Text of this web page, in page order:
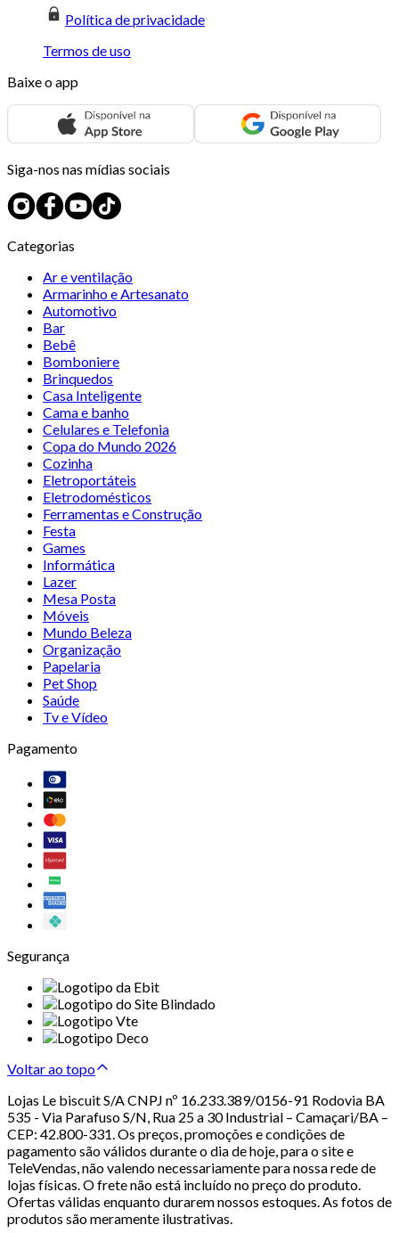
Política de privacidade
Termos de uso
Baixe o app
Siga-nos nas mídias sociais
Categorias
Ar e ventilação
Armarinho e Artesanato
Automotivo
Bar
Bebê
Bomboniere
Brinquedos
Casa Inteligente
Cama e banho
Celulares e Telefonia
Copa do Mundo 2026
Cozinha
Eletroportáteis
Eletrodomésticos
Ferramentas e Construção
Festa
Games
Informática
Lazer
Mesa Posta
Móveis
Mundo Beleza
Organização
Papelaria
Pet Shop
Saúde
Tv e Vídeo
Pagamento
Segurança
Voltar ao topo
Lojas Le biscuit S/A CNPJ nº 16.233.389/0156-91 Rodovia BA
535 - Via Parafuso S/N, Rua 25 a 30 Industrial – Camaçari/BA –
CEP: 42.800-331. Os preços, promoções e condições de
pagamento são válidos durante o dia de hoje, para o site e
TeleVendas, não valendo necessariamente para nossa rede de
lojas físicas. O frete não está incluído no preço do produto.
Ofertas válidas enquanto durarem nossos estoques. As fotos de
produtos são meramente ilustrativas.